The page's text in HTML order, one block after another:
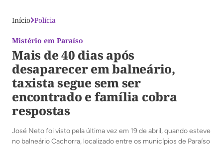
Início Polícia
Mistério em Paraíso
Mais de 40 dias após
desaparecer em balneário,
taxista segue sem ser
encontrado e família cobra
respostas
José Neto foi visto pela última vez em 19 de abril, quando esteve
no balneário Cachorra, localizado entre os municípios de Paraíso